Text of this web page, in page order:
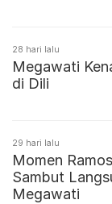
28 hari lalu
Megawati
di Dili
29 hari lalu
Momen
Sambut
Megawati